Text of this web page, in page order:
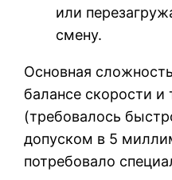
или
смену.
Основная
балансе скорости и
(требовалось
допуском в 5
потребовало